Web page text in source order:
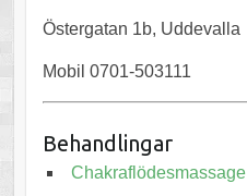
Östergatan 1b, Uddevalla
Mobil 0701-503111
Behandlingar
Chakraflödesmassage